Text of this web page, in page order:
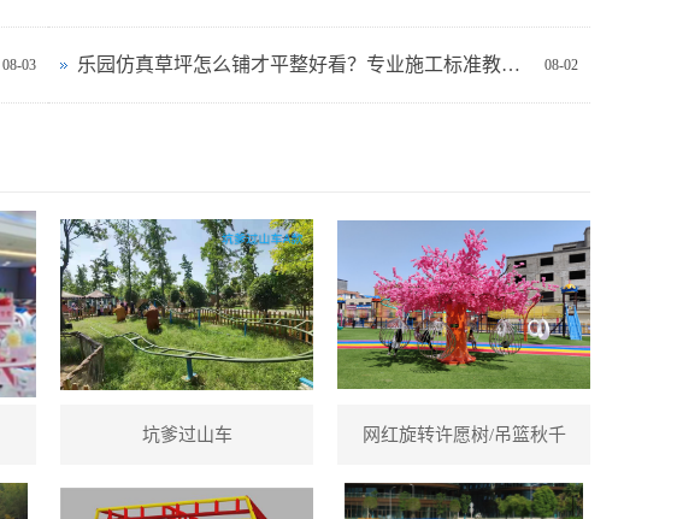
08-03 08-02
乐园仿真草坪怎么铺才平整好看？专业施工标准教程！
坑爹过山车 网红旋转许愿树/吊篮秋千